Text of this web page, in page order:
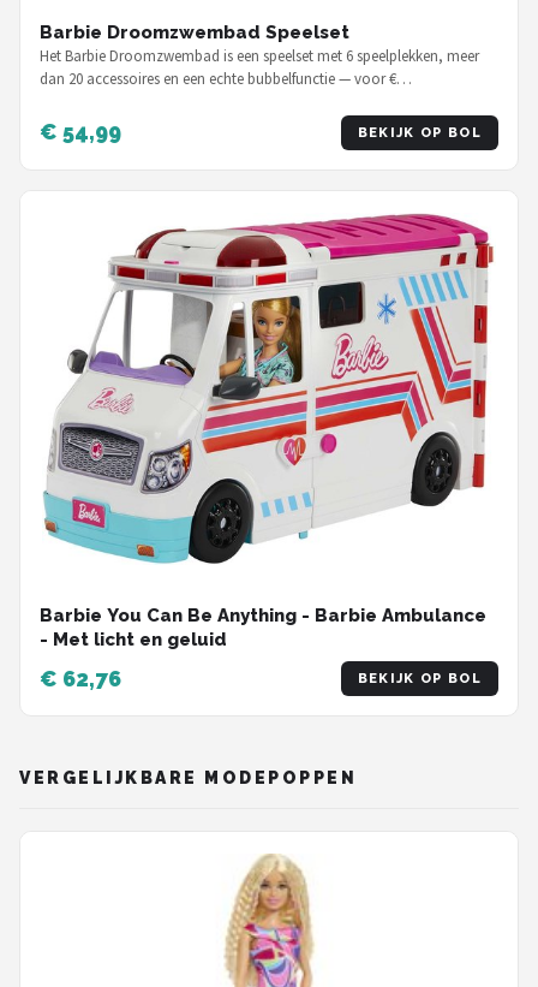
Barbie Droomzwembad Speelset
Het Barbie Droomzwembad is een speelset met 6 speelplekken, meer
dan 20 accessoires en een echte bubbelfunctie — voor €…
€ 54,99 BEKIJK OP BOL
Barbie You Can Be Anything - Barbie Ambulance
- Met licht en geluid
€ 62,76 BEKIJK OP BOL
VERGELIJKBARE MODEPOPPEN